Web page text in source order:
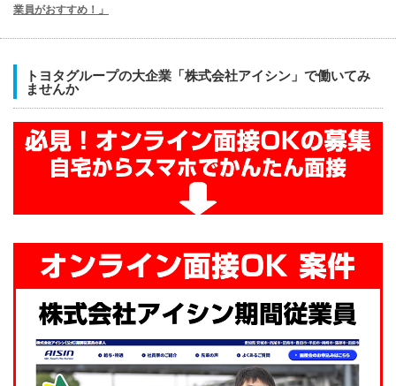
業員がおすすめ！」
トヨタグループの大企業「株式会社アイシン」で働いてみ
ませんか